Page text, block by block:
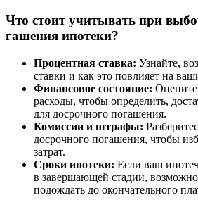
Что стоит учитывать при
гашения ипотеки?
Процентная ставка: Узнайте,
ставки и как это повлияет на
Финансовое состояние:
расходы, чтобы определить,
для досрочного погашения.
Комиссии и штрафы:
досрочного погашения, чтобы
затрат.
Сроки ипотеки: Если ваш
в завершающей стадии,
подождать до окончательного